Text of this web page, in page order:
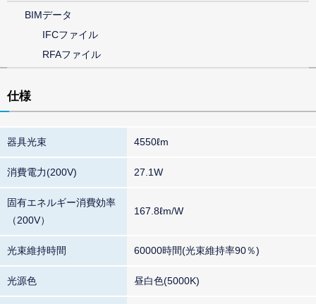
BIMデータ
IFCファイル
RFAファイル
仕様
器具光束 4550ℓm
消費電力(200V) 27.1W
固有エネルギー消費効率
（200V）
167.8ℓm/W
光束維持時間 60000時間(光束維持率90％)
光源色 昼白色(5000K)